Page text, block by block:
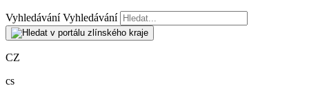
Vyhledávání Vyhledávání
CZ
cs